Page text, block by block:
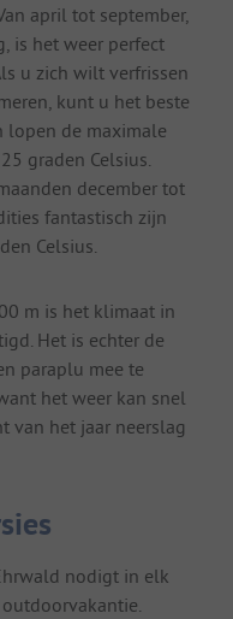
april tot september,
is het weer perfect
u zich wilt verfrissen
kunt u het beste
lopen de maximale
graden Celsius.
december tot
fantastisch zijn
Celsius.
m is het klimaat in
Het is echter de
paraplu mee te
het weer kan snel
van het jaar neerslag
nodigt in elk